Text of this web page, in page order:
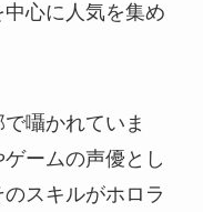
心に人気を集め
囁かれていま
ームの声優とし
スキルがホロラ